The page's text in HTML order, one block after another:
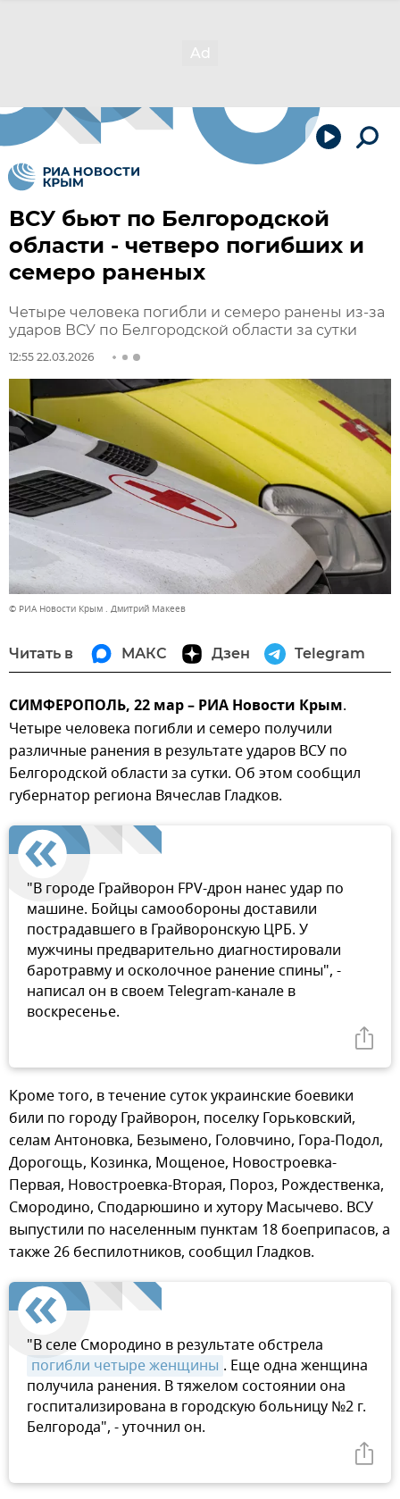
ВСУ бьют по Белгородской
области - четверо погибших и
семеро раненых
Четыре человека погибли и семеро ранены из-за
ударов ВСУ по Белгородской области за сутки
12:55 22.03.2026
© РИА Новости Крым . Дмитрий Макеев
Читать в МАКС Дзен Telegram
СИМФЕРОПОЛЬ, 22 мар – РИА Новости Крым.
Четыре человека погибли и семеро получили
различные ранения в результате ударов ВСУ по
Белгородской области за сутки. Об этом сообщил
губернатор региона Вячеслав Гладков.
"В городе Грайворон FPV-дрон нанес удар по
машине. Бойцы самообороны доставили
пострадавшего в Грайворонскую ЦРБ. У
мужчины предварительно диагностировали
баротравму и осколочное ранение спины", -
написал он в своем Telegram-канале в
воскресенье.
Кроме того, в течение суток украинские боевики
били по городу Грайворон, поселку Горьковский,
селам Антоновка, Безымено, Головчино, Гора-Подол,
Дорогощь, Козинка, Мощеное, Новостроевка-
Первая, Новостроевка-Вторая, Пороз, Рождественка,
Смородино, Сподарюшино и хутору Масычево. ВСУ
выпустили по населенным пунктам 18 боеприпасов, а
также 26 беспилотников, сообщил Гладков.
"В селе Смородино в результате обстрела
погибли четыре женщины . Еще одна женщина
получила ранения. В тяжелом состоянии она
госпитализирована в городскую больницу №2 г.
Белгорода", - уточнил он.